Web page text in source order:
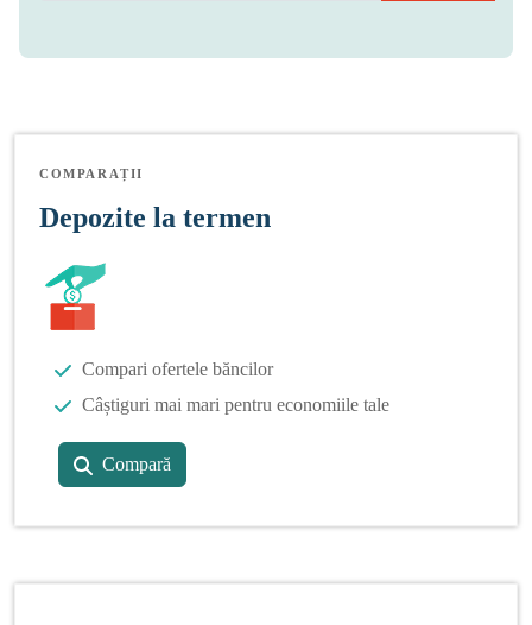
COMPARAȚII
Depozite la termen
Compari ofertele băncilor
Câștiguri mai mari pentru economiile tale
Compară